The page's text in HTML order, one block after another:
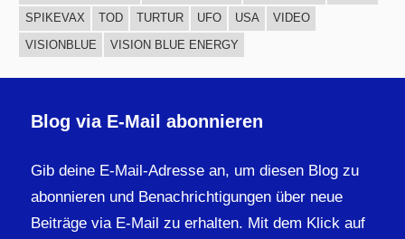
SPIKEVAX
TOD TURTUR UFO USA
VIDEO
VISIONBLUE
VISION BLUE ENERGY
Blog via E-Mail abonnieren
Gib deine E-Mail-Adresse an, um diesen Blog zu
abonnieren und Benachrichtigungen über neue
Beiträge via E-Mail zu erhalten. Mit dem Klick auf